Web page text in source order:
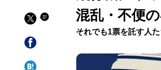
混乱・不便
それでも1票を託す人